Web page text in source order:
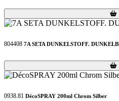
Loading...
Loading...
804408 7A SETA DUNKELSTOFF.
Loading...
Loading...
0938.81 DécoSPRAY 200ml Chrom Silber